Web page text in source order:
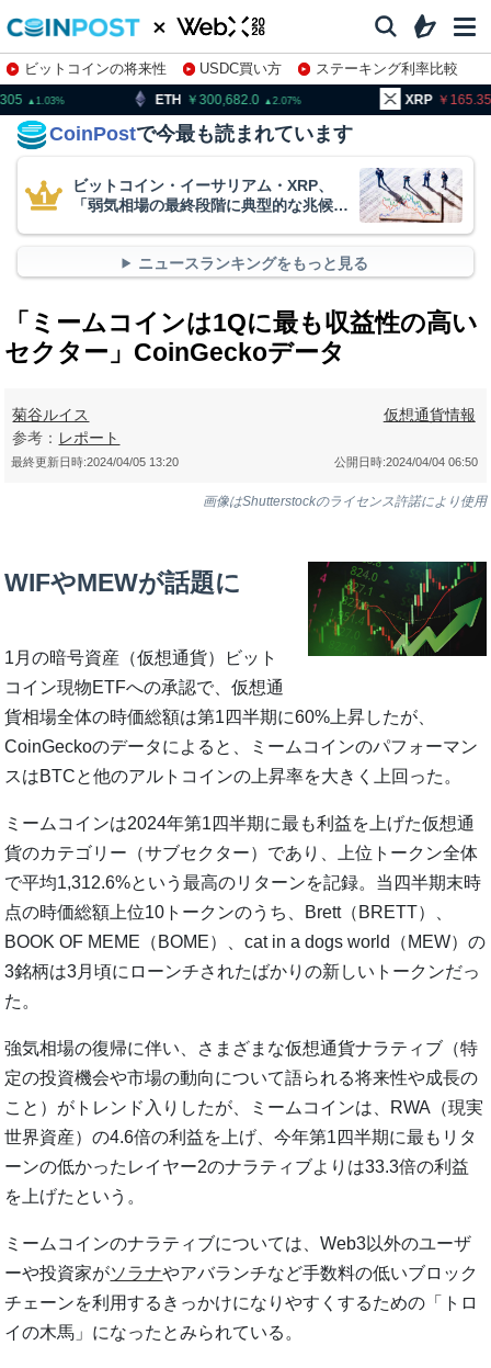
ビットコインの将来性 USDC買い方
ステーキング利率比較
株特集・関連銘柄
300,682.0 XRP 165.35
CoinPostで今最も読まれています
ビットコイン・イーサリアム・XRP、
「弱気相場の最終段階に典型的な兆候」
ニュースランキングをもっと見る
「ミームコインは1Qに最も収益性の高い
セクター」CoinGeckoデータ
菊谷ルイス
参考： レポート
仮想通貨情報
公開日時:2024/04/04 06:50
最終更新日時:2024/04/05 13:20
画像はShutterstockのライセンス許諾により使用
WIFやMEWが話題に
1月の暗号資産（仮想通貨）ビット
コイン現物ETFへの承認で、仮想通
貨相場全体の時価総額は第1四半期に60%上昇したが、
CoinGeckoのデータによると、ミームコインのパフォーマン
スはBTCと他のアルトコインの上昇率を大きく上回った。
ミームコインは2024年第1四半期に最も利益を上げた仮想通
貨のカテゴリー（サブセクター）であり、上位トークン全体
で平均1,312.6%という最高のリターンを記録。当四半期末時
点の時価総額上位10トークンのうち、Brett（BRETT）、
BOOK OF MEME（BOME）、cat in a dogs world（MEW）の
3銘柄は3月頃にローンチされたばかりの新しいトークンだっ
た。
強気相場の復帰に伴い、さまざまな仮想通貨ナラティブ（特
定の投資機会や市場の動向について語られる将来性や成長の
こと）がトレンド入りしたが、ミームコインは、RWA（現実
世界資産）の4.6倍の利益を上げ、今年第1四半期に最もリタ
ーンの低かったレイヤー2のナラティブよりは33.3倍の利益
を上げたという。
ミームコインのナラティブについては、Web3以外のユーザ
ーや投資家がソラナやアバランチなど手数料の低いブロック
チェーンを利用するきっかけになりやすくするための「トロ
イの木馬」になったとみられている。